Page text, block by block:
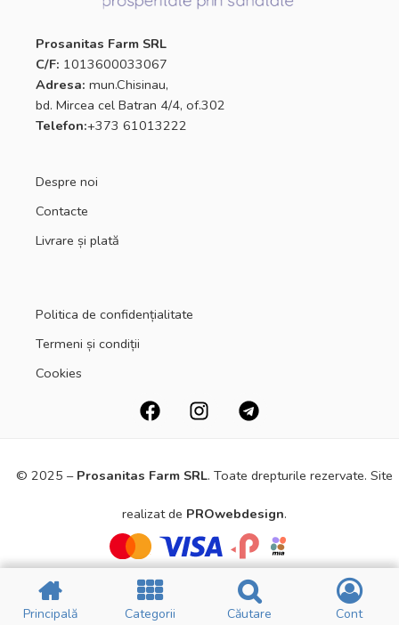
Prosanitas Farm SRL
C/F: 1013600033067
Adresa: mun.Chisinau,
bd. Mircea cel Batran 4/4, of.302
Telefon:+373 61013222
Despre noi
Contacte
Livrare și plată
Politica de confidențialitate
Termeni și condiții
Cookies
© 2025 – Prosanitas FarmSRL. Toate drepturile rezervate. Site
realizat de PROwebdesign.
Principală Filtre CATEGORII Cart
Principală Categorii Căutare Cont
Principală Filtre CATEGORII Cart
Principală Categorii Căutare Cont